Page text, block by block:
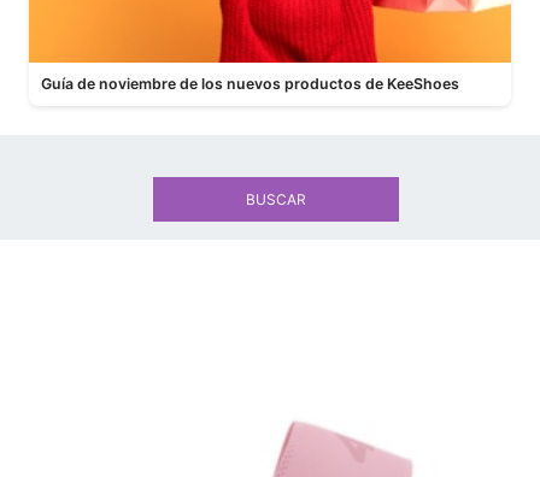
Guía de noviembre de los nuevos productos de KeeShoes
BUSCAR